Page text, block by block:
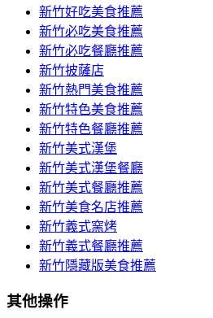
新竹好吃美食推薦
新竹必吃美食推薦
新竹必吃餐廳推薦
新竹披薩店
新竹熱門美食推薦
新竹特色美食推薦
新竹特色餐廳推薦
新竹美式漢堡
新竹美式漢堡餐廳
新竹美式餐廳推薦
新竹美食名店推薦
新竹義式窯烤
新竹義式餐廳推薦
新竹隱藏版美食推薦
其他操作